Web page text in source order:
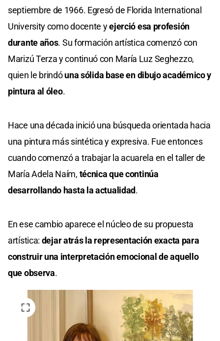
septiembre de 1966. Egresó de Florida International
University como docente yejerció esa profesión
durante años. Su formación artística comenzó con
Marizú Terza y continuó con María Luz Seghezzo,
quien le brindóuna sólida base en dibujo académico y
pintura al óleo.
Hace una década inició una búsqueda orientada hacia
una pintura más sintética y expresiva. Fue entonces
cuando comenzó a trabajar la acuarela en el taller de
María Adela Naím, técnica que continúa
desarrollando hasta la actualidad.
En ese cambio aparece el núcleo de su propuesta
artística: dejar atrás la representación exacta para
construir una interpretación emocional de aquello
que observa.